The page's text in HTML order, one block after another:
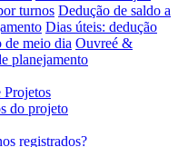
turnos Dedução de saldo a
Dias úteis: dedução
de meio dia Ouvreé &
planejamento
Projetos
do projeto
registrados?